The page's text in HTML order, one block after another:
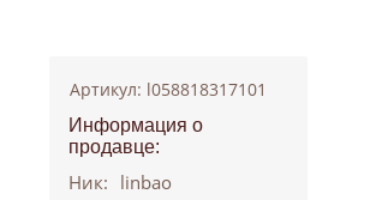
Артикул: l058818317101
Информация о
продавце:
Ник: linbao